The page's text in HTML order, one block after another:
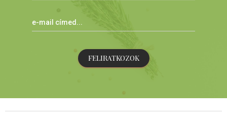
FELIRATKOZOK